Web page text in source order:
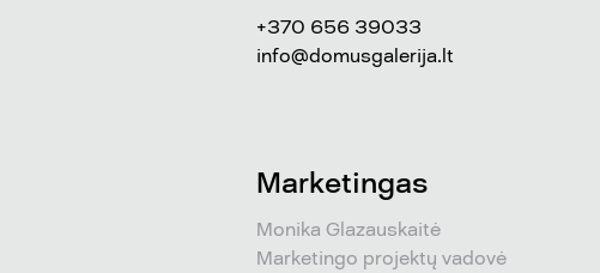
+370 656 39033
info@domusgalerija.lt
Marketingas
Monika Glazauskaitė
Marketingo projektų vadovė